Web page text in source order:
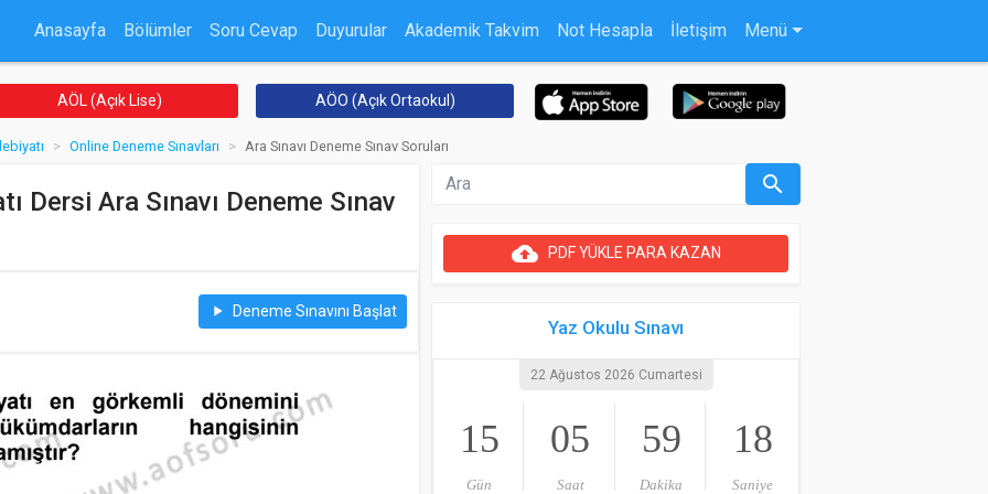
Anasayfa Bölümler Soru Cevap Duyurular Akademik Takvim Not Hesapla İletişim Menü
AÖL (Açık Lise) AÖO (Açık Ortaokul)
Online Deneme Sınavları Ara Sınavı Deneme Sınav Soruları
Dersi Ara Sınavı Deneme Sınav
play_arrow Deneme Sınavını Başlat
search
cloud_uploadPDF YÜKLE PARA KAZAN
Yaz Okulu Sınavı
22 Ağustos 2026 Cumartesi
15
Gün
05
Saat
59
Dakika
17
Saniye